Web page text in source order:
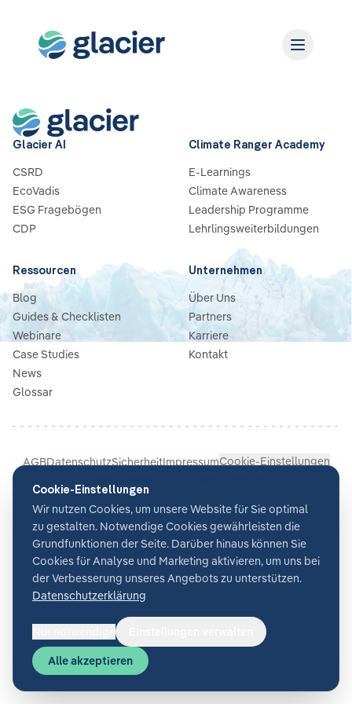
Glacier AI
CSRD
EcoVadis
ESG Fragebögen
CDP
Climate Ranger Academy
E-Learnings
Climate Awareness
Leadership Programme
Lehrlingsweiterbildungen
Ressourcen
Blog
Guides & Checklisten
Webinare
Case Studies
News
Glossar
Unternehmen
Über Uns
Partners
Karriere
Kontakt
AGBDatenschutzSicherheitImpressumCookie-Einstellungen
Cookie-Einstellungen
Wir nutzen Cookies, um unsere Website für Sie optimal
zu gestalten. Notwendige Cookies gewährleisten die
Grundfunktionen der Seite. Darüber hinaus können Sie
Cookies für Analyse und Marketing aktivieren, um uns bei
der Verbesserung unseres Angebots zu unterstützen.
Datenschutzerklärung
Alle akzeptieren